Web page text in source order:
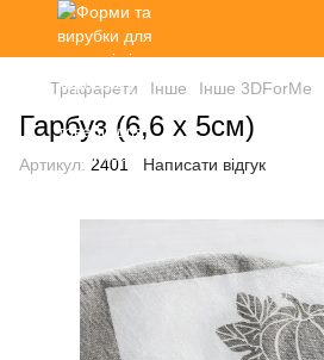
Трафарети Інше Інше 3DForMe
Гарбуз (6,6 х 5см)
Артикул: 2401 Написати відгук